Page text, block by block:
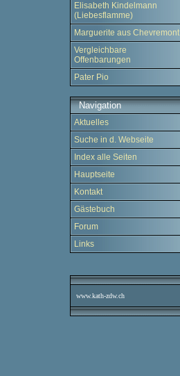
Elisabeth Kindelmann
(Liebesflamme)
Marguerite aus Chevremont
Vergleichbare
Offenbarungen
Pater Pio
Navigation
Aktuelles
Suche in d. Webseite
Index alle Seiten
Hauptseite
Kontakt
Gästebuch
Forum
Links
www.kath-zdw.ch